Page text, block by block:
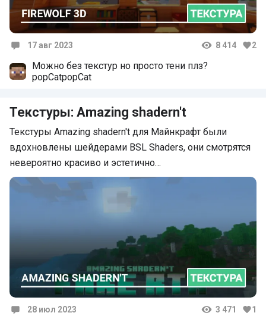
17 авг 2023 8 414 2
Можно без текстур но просто тени плз?
popCatpopCat
Текстуры: Amazing shadern't
Текстуры Amazing shadern't для Майнкрафт были
вдохновлены шейдерами BSL Shaders, они смотрятся
невероятно красиво и эстетично…
28 июл 2023 3 471 1